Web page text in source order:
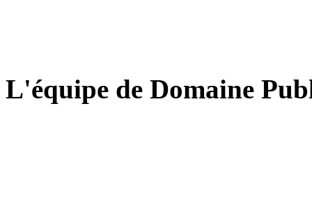
L'équipe de Domaine